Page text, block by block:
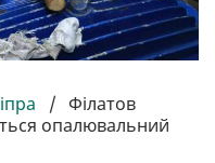
/ Філатов
опалювальний